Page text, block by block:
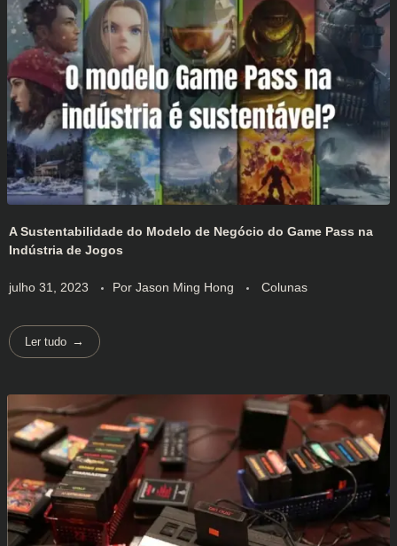
A Sustentabilidade do Modelo de Negócio do Game Pass na
Indústria de Jogos
julho 31, 2023 Por Jason Ming Hong Colunas
Ler tudo